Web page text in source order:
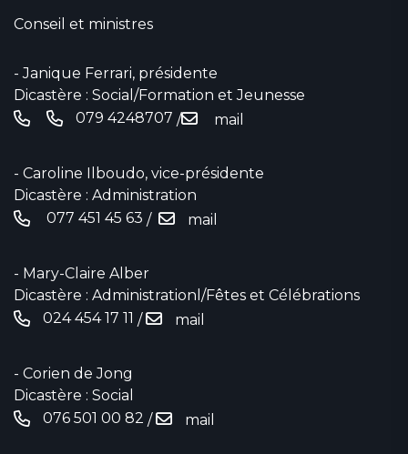
Conseil et ministres
- Janique Ferrari, présidente
Dicastère : Social/Formation et Jeunesse
079 4248707 / mail
- Caroline Ilboudo, vice-présidente
Dicastère : Administration
077 451 45 63 / mail
- Mary-Claire Alber
Dicastère : Administrationl/Fêtes et Célébrations
024 454 17 11‬ / mail
- Corien de Jong
Dicastère : Social
076 501 00 82 / mail